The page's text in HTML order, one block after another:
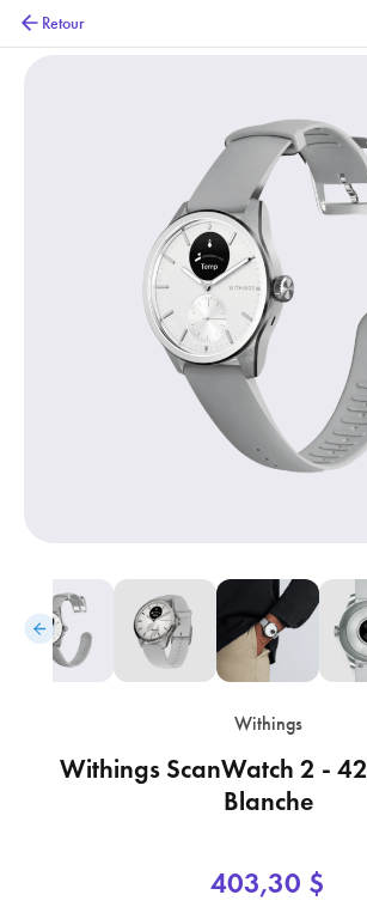
Retour
Withings
Withings ScanWatch 2 -
Blanche
403,30 $